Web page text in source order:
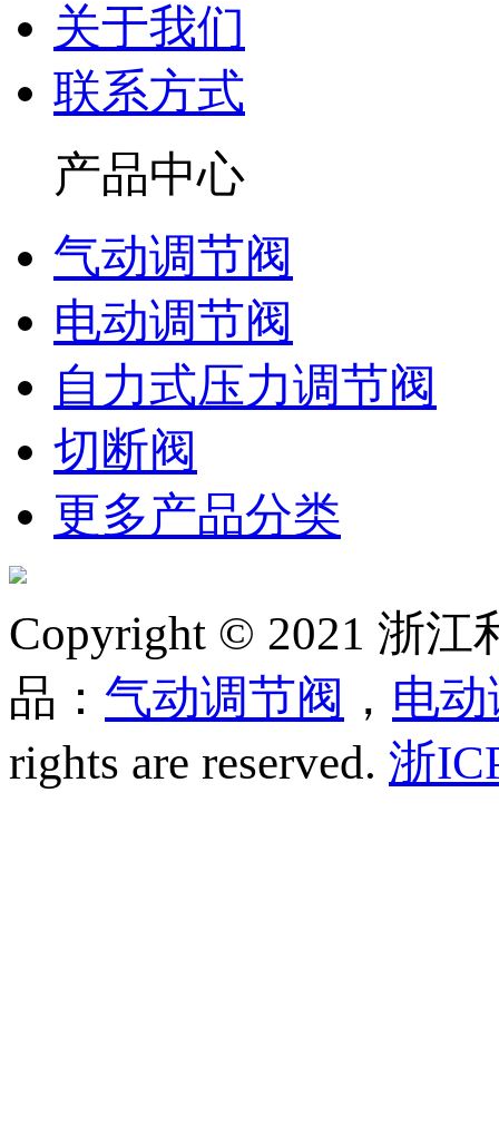
关于我们
联系方式
产品中心
气动调节阀
电动调节阀
自力式压力调节阀
切断阀
更多产品分类
Copyright © 2021 浙
品： 气动调节阀 ， 电
rights are reserved. 浙